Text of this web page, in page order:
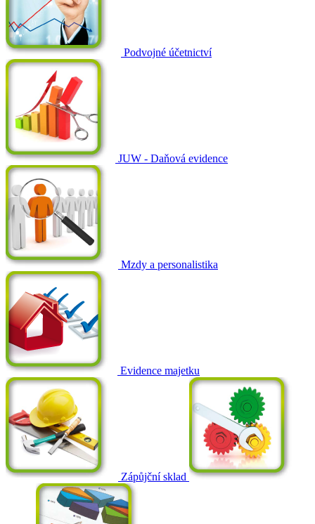
Podvojné účetnictví
JUW - Daňová evidence
Mzdy a personalistika
Evidence majetku
Zápůjční sklad